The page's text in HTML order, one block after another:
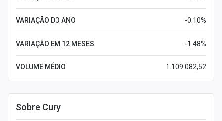
VARIAÇÃO DO ANO -0.10%
VARIAÇÃO EM 12 MESES -1.48%
VOLUME MÉDIO 1.109.082,52
Sobre Cury